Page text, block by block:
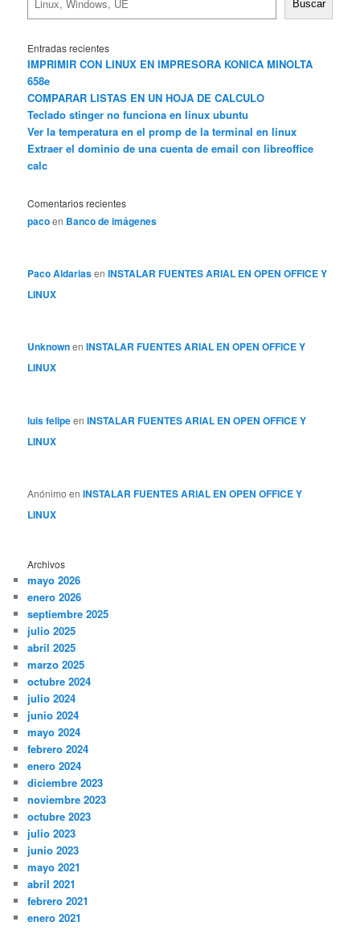
Buscar
Entradas recientes
IMPRIMIR CON LINUX EN IMPRESORA KONICA MINOLTA
658e
COMPARAR LISTAS EN UN HOJA DE CALCULO
Teclado stinger no funciona en linux ubuntu
Ver la temperatura en el promp de la terminal en linux
Extraer el dominio de una cuenta de email con libreoffice
calc
Comentarios recientes
pacoen Banco de imágenes
Paco AldariasenINSTALAR FUENTES ARIAL EN OPEN OFFICE Y
LINUX
UnknownenINSTALAR FUENTES ARIAL EN OPEN OFFICE Y
LINUX
luis felipeenINSTALAR FUENTES ARIAL EN OPEN OFFICE Y
LINUX
Anónimo enINSTALAR FUENTES ARIAL EN OPEN OFFICE Y
LINUX
Archivos
mayo 2026
enero 2026
septiembre 2025
julio 2025
abril 2025
marzo 2025
octubre 2024
julio 2024
junio 2024
mayo 2024
febrero 2024
enero 2024
diciembre 2023
noviembre 2023
octubre 2023
julio 2023
junio 2023
mayo 2021
abril 2021
febrero 2021
enero 2021